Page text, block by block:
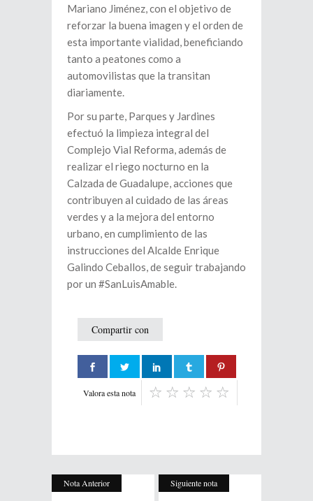
Mariano Jiménez, con el objetivo de
reforzar la buena imagen y el orden de
esta importante vialidad, beneficiando
tanto a peatones como a
automovilistas que la transitan
diariamente.
Por su parte, Parques y Jardines
efectuó la limpieza integral del
Complejo Vial Reforma, además de
realizar el riego nocturno en la
Calzada de Guadalupe, acciones que
contribuyen al cuidado de las áreas
verdes y a la mejora del entorno
urbano, en cumplimiento de las
instrucciones del Alcalde Enrique
Galindo Ceballos, de seguir trabajando
por un #SanLuisAmable.
Compartir con
Valora esta nota
Nota Anterior Siguiente nota